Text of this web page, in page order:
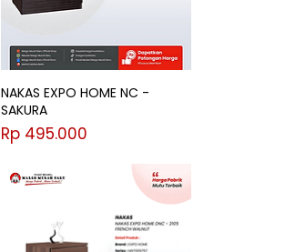
NAKAS EXPO HOME NC -
SAKURA
Harga
Rp 495.000